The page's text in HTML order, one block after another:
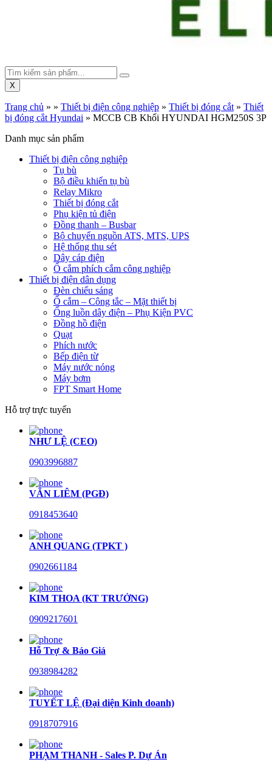
X
Trang chủ » » Thiết bị điện công nghiệp » Thiết bị đóng cắt » Thiết
bị đóng cắt Hyundai » MCCB CB Khối HYUNDAI HGM250S 3P
Danh mục sản phẩm
Thiết bị điện công nghiệp
Tụ bù
Bộ điều khiển tụ bù
Relay Mikro
Thiết bị đóng cắt
Phụ kiện tủ điện
Đồng thanh – Busbar
Bộ chuyển nguồn ATS, MTS, UPS
Hệ thống thu sét
Dây cáp điện
Ổ cắm phích cắm công nghiệp
Thiết bị điện dân dụng
Đèn chiếu sáng
Ổ cắm – Công tắc – Mặt thiết bị
Ống luồn dây điện – Phụ Kiện PVC
Đồng hồ điện
Quạt
Phích nước
Bếp điện từ
Máy nước nóng
Máy bơm
FPT Smart Home
Hỗ trợ trực tuyến
NHƯ LỆ (CEO)
0903996887
VĂN LIÊM (PGĐ)
0918453640
ANH QUANG (TPKT )
0902661184
KIM THOA (KT TRƯỞNG)
0909217601
Hỗ Trợ & Báo Giá
0938984282
TUYẾT LỆ (Đại diện Kinh doanh)
0918707916
PHẠM THANH - Sales P. Dự Án